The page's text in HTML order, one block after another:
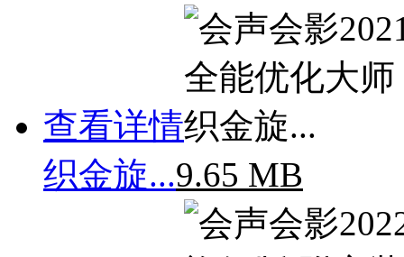
查看详情
织金旋...9.65 MB